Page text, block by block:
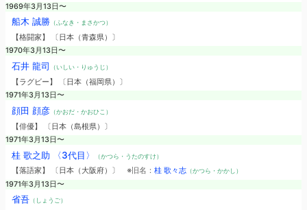
1969年3月13日〜
船木 誠勝（ふなき・まさかつ）
【格闘家】 〔日本（青森県）〕
1970年3月13日〜
石井 龍司 （いしい・りゅうじ）
【ラグビー】 〔日本（福岡県）〕
1971年3月13日〜
顔田 顔彦（かおだ・かおひこ）
【俳優】 〔日本（島根県）〕
1971年3月13日〜
桂 歌之助 〈3代目〉 （かつら・うたのすけ）
【落語家】 〔日本（大阪府）〕 ※旧名： 桂 歌々志（かつら・かかし）
1971年3月13日〜
省吾（しょうご）